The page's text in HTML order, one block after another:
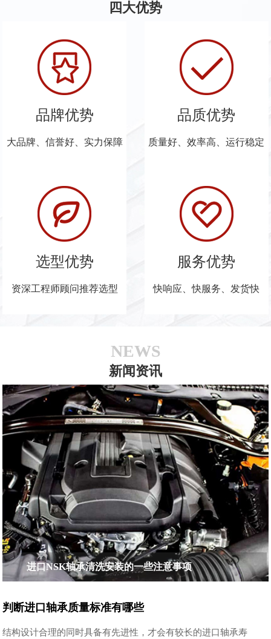
四大优势
品牌优势
大品牌、信誉好、实力保障
品质优势
质量好、效率高、运行稳定
选型优势
资深工程师顾问推荐选型
服务优势
快响应、快服务、发货快
NEWS
新闻资讯
进口NSK轴承清洗安装的一些注意事项
判断进口轴承质量标准有哪些
结构设计合理的同时具备有先进性，才会有较长的进口轴承寿